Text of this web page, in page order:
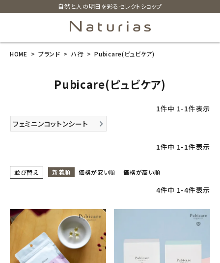
自然と人の明日を彩るセレクトショップ
search
新商品
美容・コスメ・香水
日用品雑貨
フェムケア
HOME ブランド ハ行 Pubicare(ピュビケア)
Pubicare(ピュビケア)
1件中 1-1件表示
フェミニンコットンシート
1件中 1-1件表示
並び替え 新着順 価格が安い順 価格が高い順
4件中 1-4件表示